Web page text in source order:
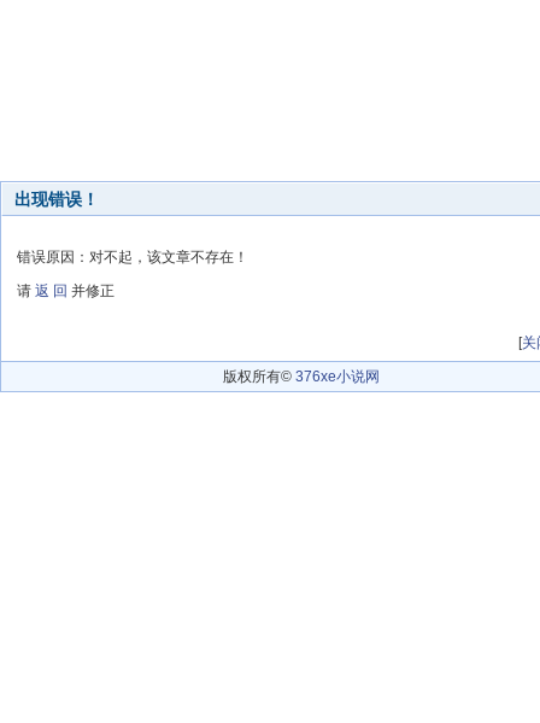
出现错误！
错误原因：对不起，该文章不存在！
请 返 回 并修正
[关
版权所有© 376xe小说网